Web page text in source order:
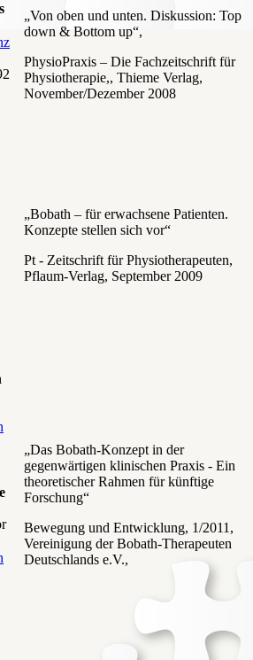
„Von oben und unten. Diskussion: Top
down & Bottom up“,
PhysioPraxis – Die Fachzeitschrift für
Physiotherapie,, Thieme Verlag,
November/Dezember 2008
„Bobath – für erwachsene Patienten.
Konzepte stellen sich vor“
Pt - Zeitschrift für Physiotherapeuten,
Pflaum-Verlag, September 2009
„Das Bobath-Konzept in der
gegenwärtigen klinischen Praxis - Ein
theoretischer Rahmen für künftige
Forschung“
Bewegung und Entwicklung, 1/2011,
Vereinigung der Bobath-Therapeuten
Deutschlands e.V.,